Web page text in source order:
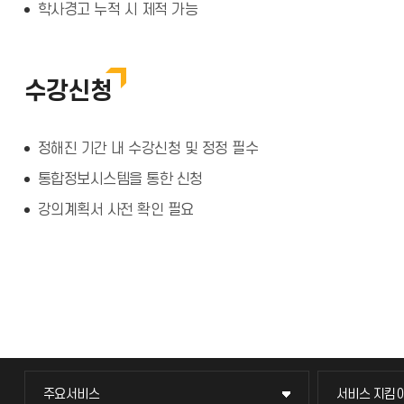
학사경고 누적 시 제적 가능
수강신청
정해진 기간 내 수강신청 및 정정 필수
통합정보시스템을 통한 신청
강의계획서 사전 확인 필요
주요서비스
주요서비스 서비스 지킴
서비스 지킴이